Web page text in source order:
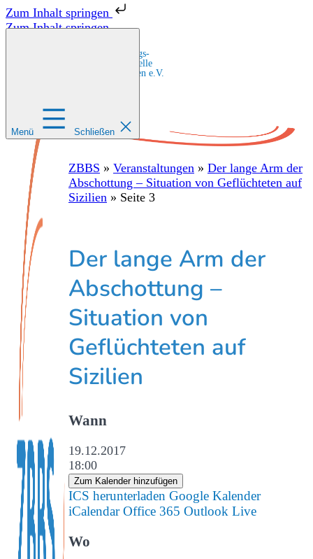
Zum Inhalt springen
Zum Inhalt springen
Zentrale Bildungs-
und Beratungsstelle
für Migrant:innen e.V.
Menü Schließen
ZBBS » Veranstaltungen » Der lange Arm der
Abschottung – Situation von Geflüchteten auf
Sizilien » Seite 3
Der lange Arm der
Abschottung –
Situation von
Geflüchteten auf
Sizilien
Wann
19.12.2017
18:00
Zum Kalender hinzufügen
ICS herunterladen Google Kalender
iCalendar Office 365 Outlook Live
Wo